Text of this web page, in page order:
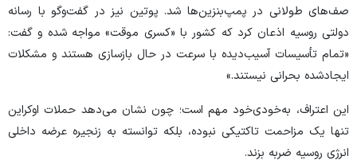
صف‌های طولانی در پمپ‌بنزین‌ها شد. پوتین نیز در گفت‌و‌گو با رسانه
دولتی روسیه اذعان کرد که کشور با «کسری موقت» مواجه شده و گفت:
«تمام تأسیسات آسیب‌دیده با سرعت در حال بازسازی هستند و مشکلات
ایجادشده بحرانی نیستند.»
این اعتراف، به‌خودی‌خود مهم است؛ چون نشان می‌دهد حملات اوکراین
تنها یک مزاحمت تاکتیکی نبوده، بلکه توانسته به زنجیره عرضه داخلی
انرژی روسیه ضربه بزند.